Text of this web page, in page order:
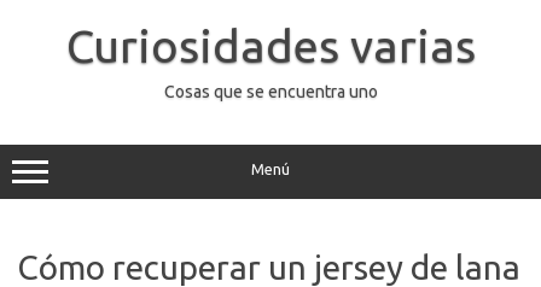
contenidoCuriosidades varias
Cosas que se encuentra uno
Menú
Cómo recuperar un jersey de lana